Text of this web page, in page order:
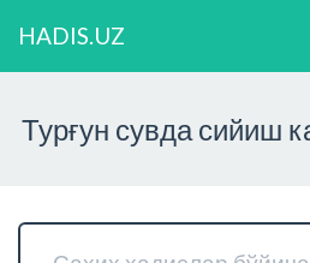
HADIS.UZ
Турғун сувда сийиш